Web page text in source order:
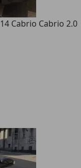
Cabrio Cabrio 2.0